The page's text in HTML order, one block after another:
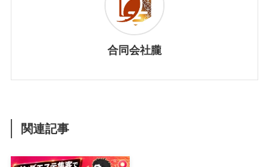
合同会社朧
関連記事